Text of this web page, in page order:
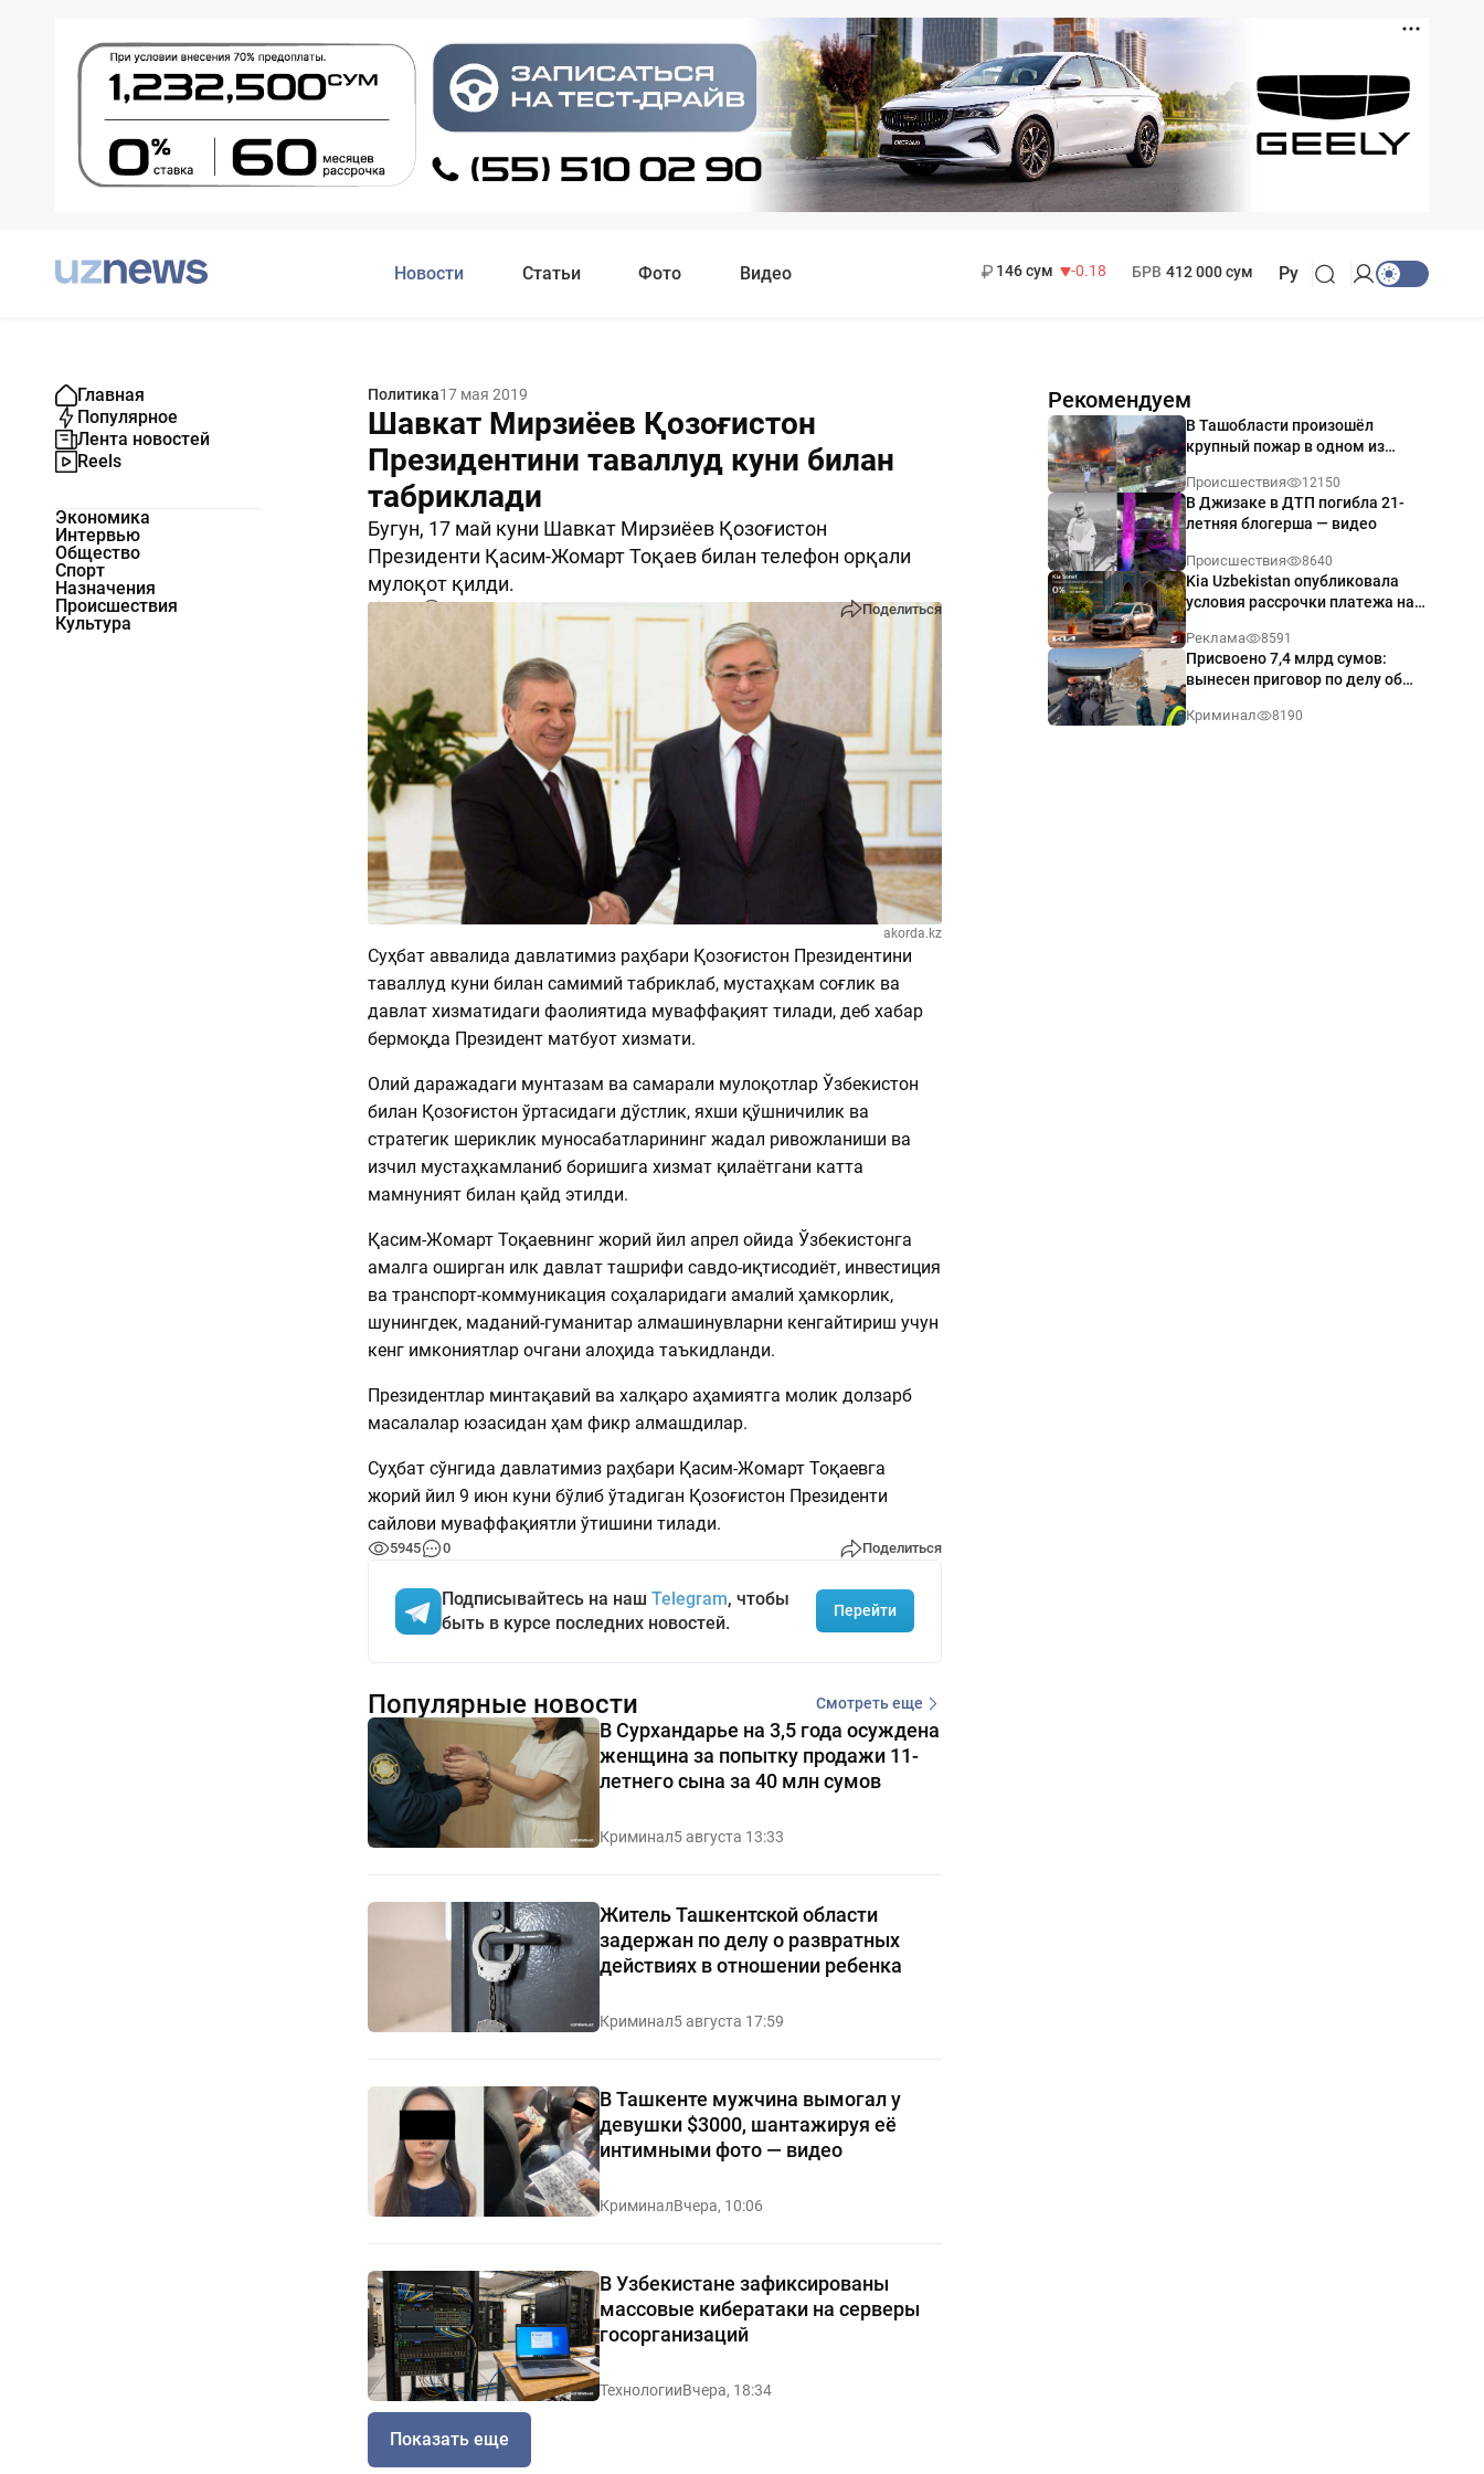
Новости Статьи Фото Видео
146 сум
-0.18
БРВ 412 000 сум Ру
Главная
Популярное
Лента новостей
Reels
Экономика
Интервью
Общество
Спорт
Назначения
Происшествия
Культура
Политика17 мая 2019
Шавкат Мирзиёев Қозоғистон
Президентини таваллуд куни билан
табриклади
Бугун, 17 май куни Шавкат Мирзиёев Қозоғистон
Президенти Қасим-Жомарт Тоқаев билан телефон орқали
мулоқот қилди.
Поделиться
akorda.kz
Суҳбат аввалида давлатимиз раҳбари Қозоғистон Президентини
таваллуд куни билан самимий табриклаб, мустаҳкам соғлик ва
давлат хизматидаги фаолиятида муваффақият тилади, деб хабар
бермоқда Президент матбуот хизмати.
Олий даражадаги мунтазам ва самарали мулоқотлар Ўзбекистон
билан Қозоғистон ўртасидаги дўстлик, яхши қўшничилик ва
стратегик шериклик муносабатларининг жадал ривожланиши ва
изчил мустаҳкамланиб боришига хизмат қилаётгани катта
мамнуният билан қайд этилди.
Қасим-Жомарт Тоқаевнинг жорий йил апрел ойида Ўзбекистонга
амалга оширган илк давлат ташрифи савдо-иқтисодиёт, инвестиция
ва транспорт-коммуникация соҳаларидаги амалий ҳамкорлик,
шунингдек, маданий-гуманитар алмашинувларни кенгайтириш учун
кенг имкониятлар очгани алоҳида таъкидланди.
Президентлар минтақавий ва халқаро аҳамиятга молик долзарб
масалалар юзасидан ҳам фикр алмашдилар.
Суҳбат сўнгида давлатимиз раҳбари Қасим-Жомарт Тоқаевга
жорий йил 9 июн куни бўлиб ўтадиган Қозоғистон Президенти
сайлови муваффақиятли ўтишини тилади.
5945 0 Поделиться
Подписывайтесь на наш Telegram, чтобы
быть в курсе последних новостей.
Перейти
Рекомендуем
В Ташобласти произошёл
крупный пожар в одном из
Происшествия 12150
В Джизаке в ДТП погибла 21-
летняя блогерша — видео
Происшествия 8640
Kia Uzbekistan опубликовала
условия рассрочки платежа на
годовых
Реклама 8591
Присвоено 7,4 млрд сумов:
вынесен приговор по делу об
Ташкенте
Криминал 8190
Популярные новости Смотреть еще
В Сурхандарье на 3,5 года осуждена
женщина за попытку продажи 11-
летнего сына за 40 млн сумов
Криминал5 августа 13:33
Житель Ташкентской области
задержан по делу о развратных
действиях в отношении ребенка
Криминал5 августа 17:59
В Ташкенте мужчина вымогал у
девушки $3000, шантажируя её
интимными фото — видео
КриминалВчера, 10:06
В Узбекистане зафиксированы
массовые кибератаки на серверы
госорганизаций
ТехнологииВчера, 18:34
Показать еще